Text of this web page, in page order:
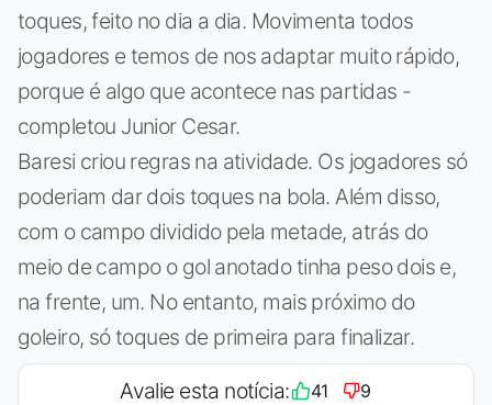
toques, feito no dia a dia. Movimenta todos
jogadores e temos de nos adaptar muito rápido,
porque é algo que acontece nas partidas -
completou Junior Cesar.
Baresi criou regras na atividade. Os jogadores só
poderiam dar dois toques na bola. Além disso,
com o campo dividido pela metade, atrás do
meio de campo o gol anotado tinha peso dois e,
na frente, um. No entanto, mais próximo do
goleiro, só toques de primeira para finalizar.
Avalie esta notícia: 41 9